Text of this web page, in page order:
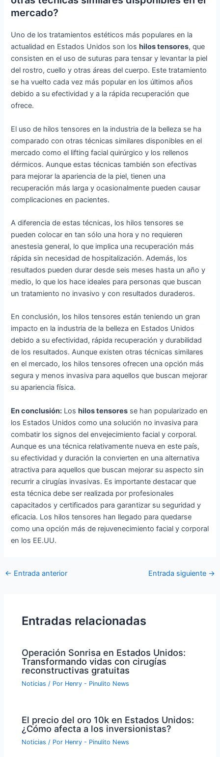
mercado?
Uno de los tratamientos estéticos más populares en la
actualidad en Estados Unidos son loshilos tensores, que
consisten en el uso de suturas para tensar y levantar la piel
del rostro, cuello y otras áreas del cuerpo. Este tratamiento
se ha vuelto cada vez más popular en los últimos años
debido a su efectividad y a la rápida recuperación que
ofrece.
El uso de hilos tensores en la industria de la belleza se ha
comparado con otras técnicas similares disponibles en el
mercado como el lifting facial quirúrgico y los rellenos
dérmicos. Aunque estas técnicas también son efectivas
para mejorar la apariencia de la piel, tienen una
recuperación más larga y ocasionalmente pueden causar
complicaciones en pacientes.
A diferencia de estas técnicas, los hilos tensores se
pueden colocar en tan sólo una hora y no requieren
anestesia general, lo que implica una recuperación más
rápida sin necesidad de hospitalización. Además, los
resultados pueden durar desde seis meses hasta un año y
medio, lo que los hace ideales para personas que buscan
un tratamiento no invasivo y con resultados duraderos.
En conclusión, los hilos tensores están teniendo un gran
impacto en la industria de la belleza en Estados Unidos
debido a su efectividad, rápida recuperación y durabilidad
de los resultados. Aunque existen otras técnicas similares
en el mercado, los hilos tensores ofrecen una opción más
segura y menos invasiva para aquellos que buscan mejorar
su apariencia física.
En conclusión: Loshilos tensores se han popularizado en
los Estados Unidos como una solución no invasiva para
combatir los signos del envejecimiento facial y corporal.
Aunque es una técnica relativamente nueva en este país,
su efectividad y duración la convierten en una alternativa
atractiva para aquellos que buscan mejorar su aspecto sin
recurrir a cirugías invasivas. Es importante destacar que
esta técnica debe ser realizada por profesionales
capacitados y certificados para garantizar su seguridad y
eficacia. Los hilos tensores han llegado para quedarse
como una opción más de rejuvenecimiento facial y corporal
en los EE.UU.
Navegación
← Entrada anterior Entrada siguiente →
Entradas relacionadas
Operación Sonrisa en Estados Unidos:
Transformando vidas con cirugías
reconstructivas gratuitas
Noticias / Por Henry - Pinulito News
El precio del oro 10k en Estados Unidos:
¿Cómo afecta a los inversionistas?
Noticias / Por Henry - Pinulito News